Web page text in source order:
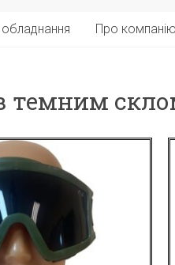
Про компанію
темним